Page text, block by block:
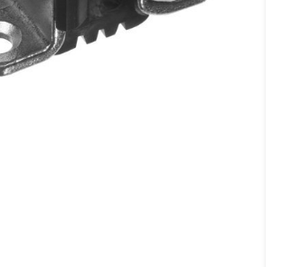
vergroting